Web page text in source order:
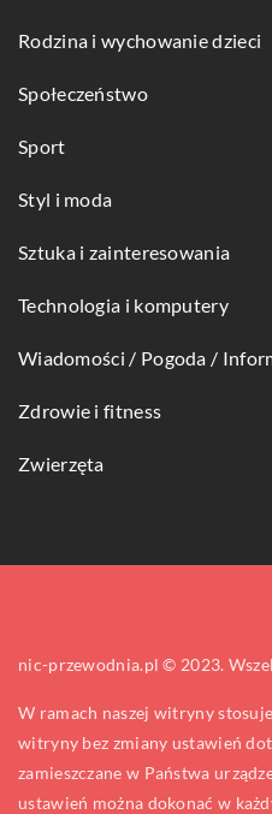
Rodzina i wychowanie dzieci
Społeczeństwo
Sport
Styl i moda
Sztuka i zainteresowania
Technologia i komputery
Wiadomości / Pogoda /
Zdrowie i fitness
Zwierzęta
nic-przewodnia.pl © 2023.
W ramach naszej witryny
witryny bez zmiany ustawień
zamieszczane w Państwa
ustawień można dokonać w